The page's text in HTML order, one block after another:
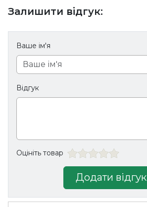
Залишити відгук:
Ваше ім'я
Відгук
Оцініть товар
Додати відгук